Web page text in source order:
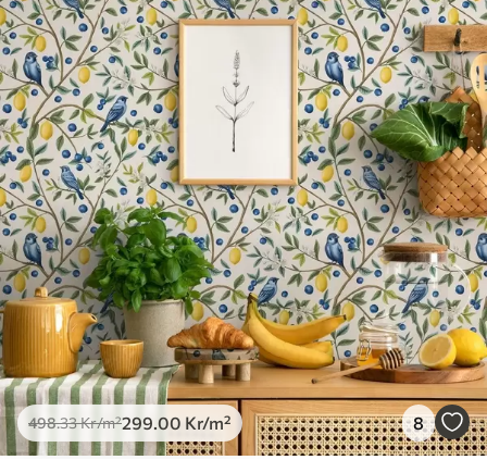
Tillämpningsmetod Sömlös applikation
Tillgängliga material
Standard
498.33 299.00Kr/m²
Premium
631.67379.00Kr/m²
Premiumvinyl
725.00435.00Kr/m²
498.33Kr/m²299.00 Kr/m² 8